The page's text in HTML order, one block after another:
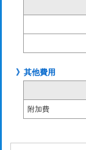
》其他費用
附加費